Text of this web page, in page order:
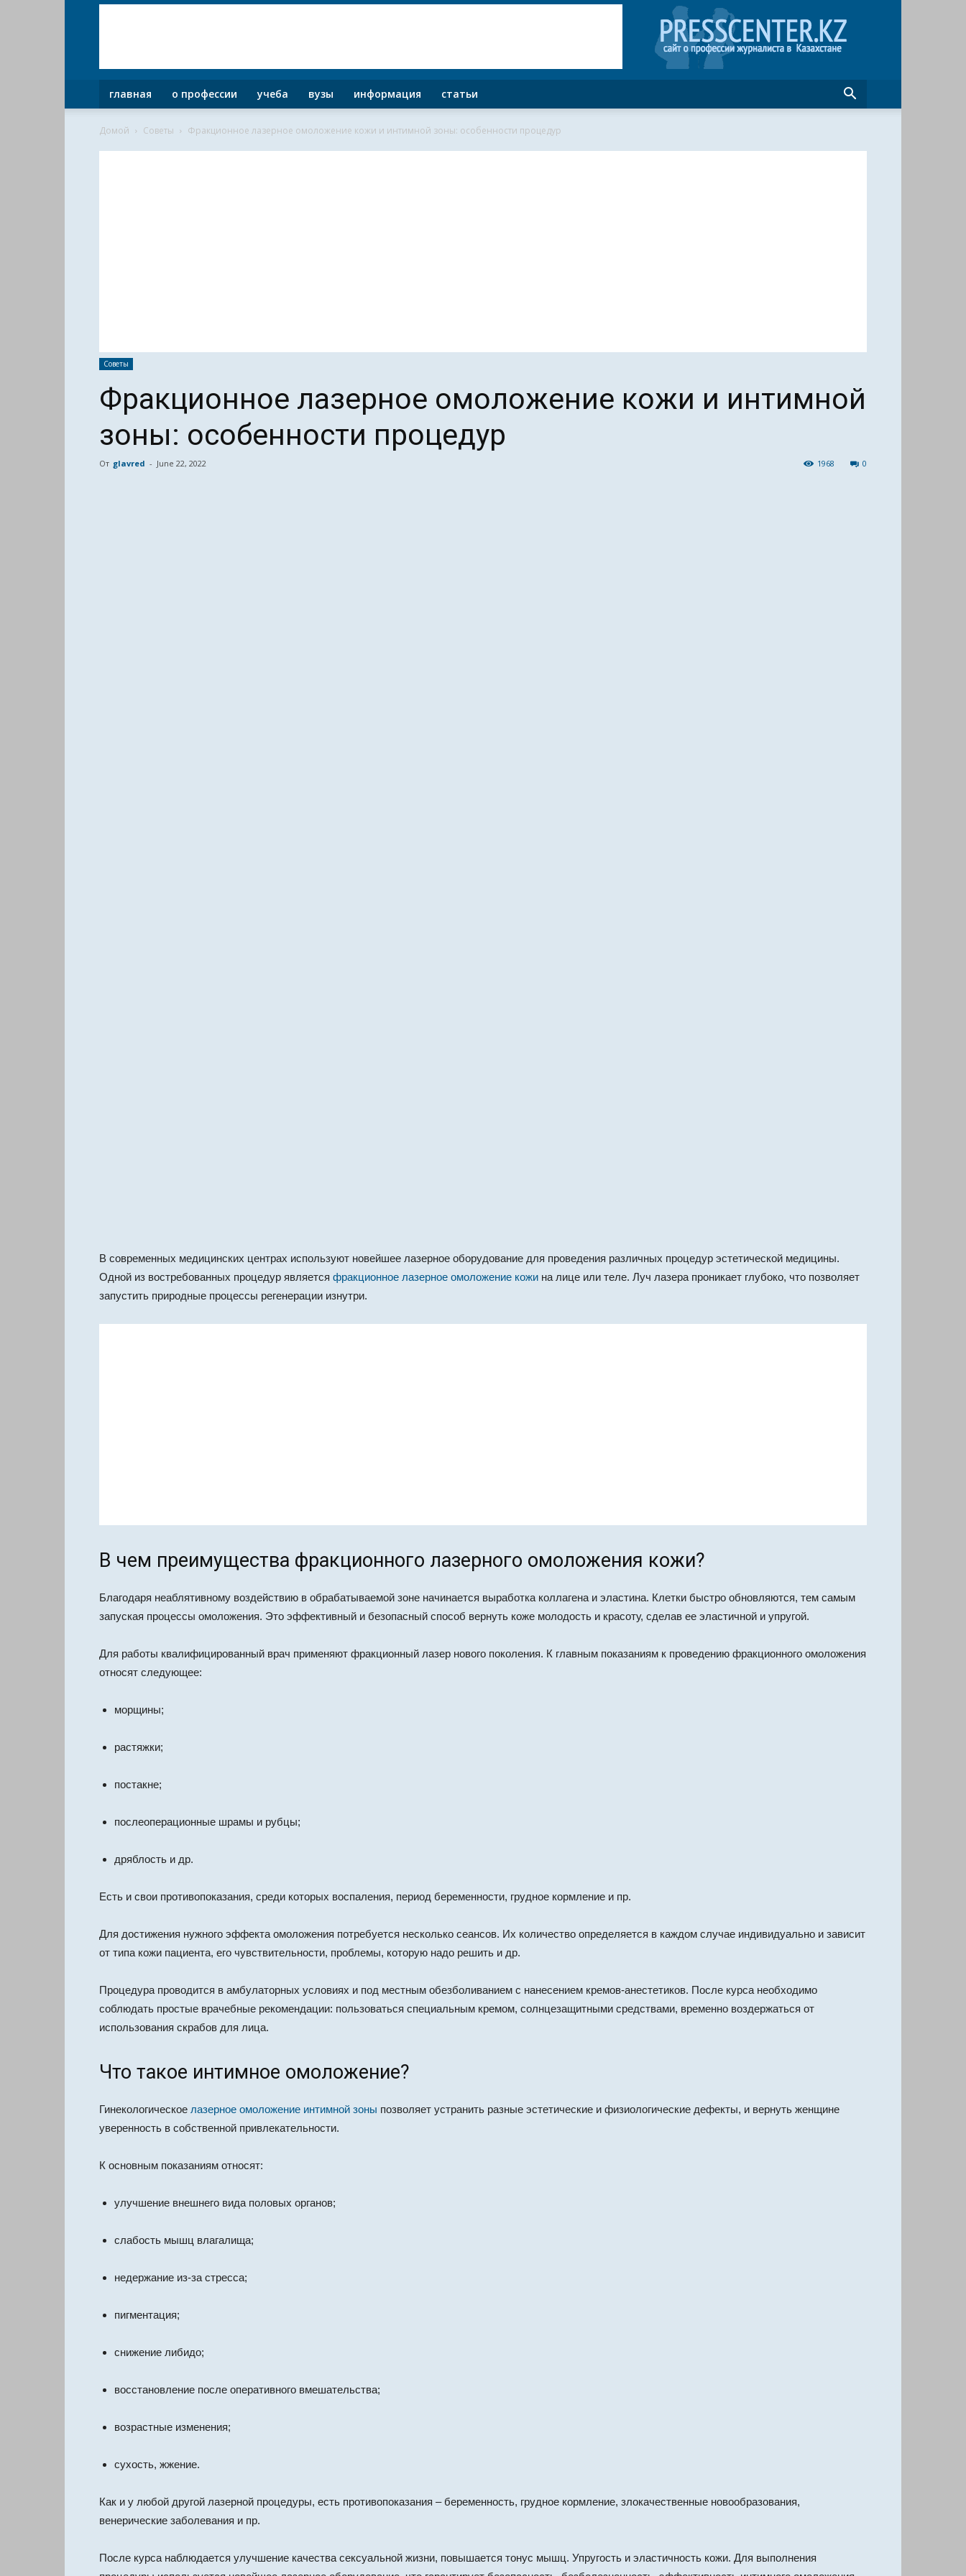
Журналистика
Казахстане
главная о профессии учеба вузы информация статьи
Домой Советы Фракционное лазерное омоложение кожи и интимной зоны: особенности процедур
Советы
Фракционное лазерное омоложение кожи и интимной
зоны: особенности процедур
От glavred - June 22, 2022 0
1968
В современных медицинских центрах используют новейшее лазерное оборудование для проведения различных процедур эстетической медицины.
Одной из востребованных процедур является фракционное лазерное омоложение кожи на лице или теле. Луч лазера проникает глубоко, что позволяет
запустить природные процессы регенерации изнутри.
В чем преимущества фракционного лазерного омоложения кожи?
Благодаря неаблятивному воздействию в обрабатываемой зоне начинается выработка коллагена и эластина. Клетки быстро обновляются, тем самым
запуская процессы омоложения. Это эффективный и безопасный способ вернуть коже молодость и красоту, сделав ее эластичной и упругой.
Для работы квалифицированный врач применяют фракционный лазер нового поколения. К главным показаниям к проведению фракционного омоложения
относят следующее:
морщины;
растяжки;
постакне;
послеоперационные шрамы и рубцы;
дряблость и др.
Есть и свои противопоказания, среди которых воспаления, период беременности, грудное кормление и пр.
Для достижения нужного эффекта омоложения потребуется несколько сеансов. Их количество определяется в каждом случае индивидуально и зависит
от типа кожи пациента, его чувствительности, проблемы, которую надо решить и др.
Процедура проводится в амбулаторных условиях и под местным обезболиванием с нанесением кремов-анестетиков. После курса необходимо
соблюдать простые врачебные рекомендации: пользоваться специальным кремом, солнцезащитными средствами, временно воздержаться от
использования скрабов для лица.
Что такое интимное омоложение?
Гинекологическое лазерное омоложение интимной зоны позволяет устранить разные эстетические и физиологические дефекты, и вернуть женщине
уверенность в собственной привлекательности.
К основным показаниям относят:
улучшение внешнего вида половых органов;
слабость мышц влагалища;
недержание из-за стресса;
пигментация;
снижение либидо;
восстановление после оперативного вмешательства;
возрастные изменения;
сухость, жжение.
Как и у любой другой лазерной процедуры, есть противопоказания – беременность, грудное кормление, злокачественные новообразования,
венерические заболевания и пр.
После курса наблюдается улучшение качества сексуальной жизни, повышается тонус мышц. Упругость и эластичность кожи. Для выполнения